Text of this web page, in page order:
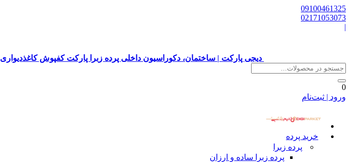
09100461325
02171053073
|
دیجی پارکت | ساختمان، دکوراسیون داخلی پرده زبرا پارکت کفپوش کاغذدیواری
0
ورود | ثبت‌نام
خرید پرده
پرده زبرا
پرده زبرا ساده و ارزان